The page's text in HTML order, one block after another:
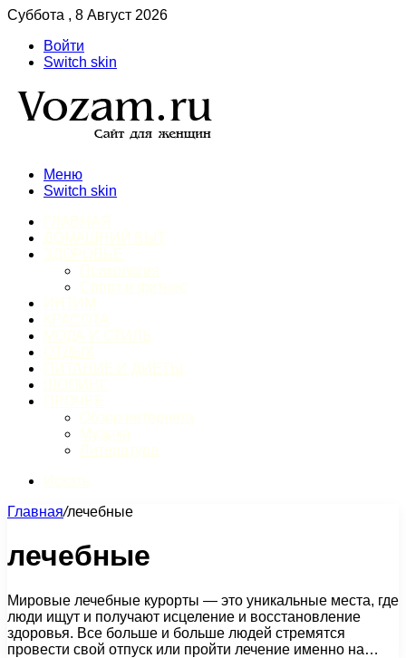
Суббота , 8 Август 2026
Войти
Switch skin
Меню
Switch skin
Главная/лечебные
лечебные
Мировые лечебные курорты — это уникальные места, где
люди ищут и получают исцеление и восстановление
здоровья. Все больше и больше людей стремятся
провести свой отпуск или пройти лечение именно на…